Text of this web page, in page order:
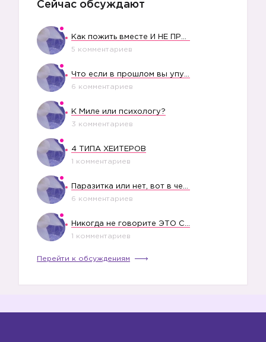
Сейчас обсуждают
5 комментариев
6 комментариев
К Миле или психологу?
3 комментариев
4 ТИПА ХЕЙТЕРОВ
1 комментариев
6 комментариев
1 комментариев
Перейти к обсуждениям